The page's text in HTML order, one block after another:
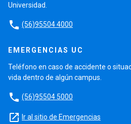
Universidad.
phone (56)95504 4000
EMERGENCIAS UC
Teléfono en caso de accidente o
vida dentro de algún campus.
phone (56)95504 5000
launch Ir al sitio de Emergencias